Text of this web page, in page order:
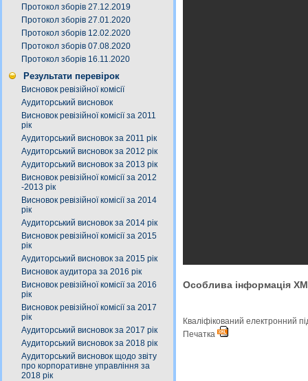
Протокол зборів 27.12.2019
Протокол зборів 27.01.2020
Протокол зборів 12.02.2020
Протокол зборів 07.08.2020
Протокол зборів 16.11.2020
Результати перевірок
Висновок ревізійної комісії
Аудиторський висновок
Висновок ревізійної комісії за 2011
рік
Аудиторський висновок за 2011 рік
Аудиторський висновок за 2012 рік
Аудиторський висновок за 2013 рік
Висновок ревізійної комісії за 2012
-2013 рік
Висновок ревізійної комісії за 2014
рік
Аудиторський висновок за 2014 рік
Висновок ревізійної комісії за 2015
рік
Аудиторський висновок за 2015 рік
Висновок аудитора за 2016 рік
Висновок ревізійної комісії за 2016
рік
Висновок ревізійної комісії за 2017
рік
Аудиторський висновок за 2017 рік
Аудиторський висновок за 2018 рік
Аудиторський висновок щодо звіту
про корпоративне управління за
2018 рік
Особлива інформація
Кваліфікований електронний
Печатка